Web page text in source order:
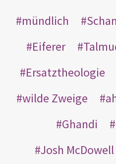
mündlich
Eiferer
Ersatztheologie
wilde Zweige
Ghandi
Josh McDowell